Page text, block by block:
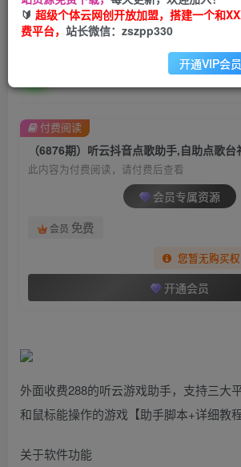
（6876期）听云抖音点歌助手,自
歌AI智能语音及弹幕互动无人直播间
此内容为付费阅读，请付费后查看
会员专属资源
会员 免费
您暂无购买
开通会员
付费阅读
外面收费288的听云游戏助手，支持三大
和鼠标能操作的游戏【助手脚本+详细教程
关于软件功能
🔰 超级个体云网创开放加盟，搭建一个和
费平台， 站长微信：zszpp330
开通VIP会员